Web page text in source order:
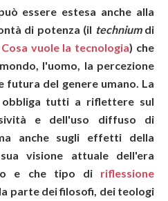
essere estesa anche alla
di potenza (il techniumdi
Cosa vuole la tecnologia) che
l'uomo, la percezione
futura del genere umano. La
tutti a riflettere sul
e dell'uso diffuso di
anche sugli effetti della
visione attuale dell'era
e che tipo di riflessione
parte dei filosofi, dei teologi